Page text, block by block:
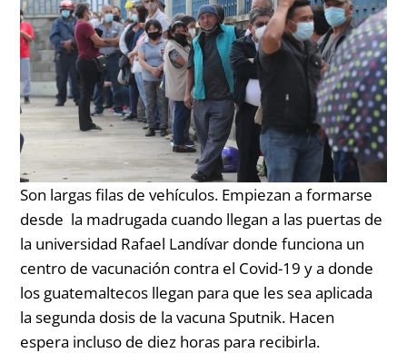
Son largas filas de vehículos. Empiezan a formarse
desde la madrugada cuando llegan a las puertas de
la universidad Rafael Landívar donde funciona un
centro de vacunación contra el Covid-19 y a donde
los guatemaltecos llegan para que les sea aplicada
la segunda dosis de la vacuna Sputnik. Hacen
espera incluso de diez horas para recibirla.